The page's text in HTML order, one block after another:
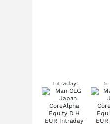
Intraday 5